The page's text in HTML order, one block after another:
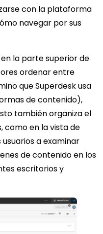
con la plataforma
navegar por sus
la parte superior de
ordenar entre
que Superdesk usa
de contenido),
también organiza el
como en la vista de
a examinar
de contenido en los
escritorios y